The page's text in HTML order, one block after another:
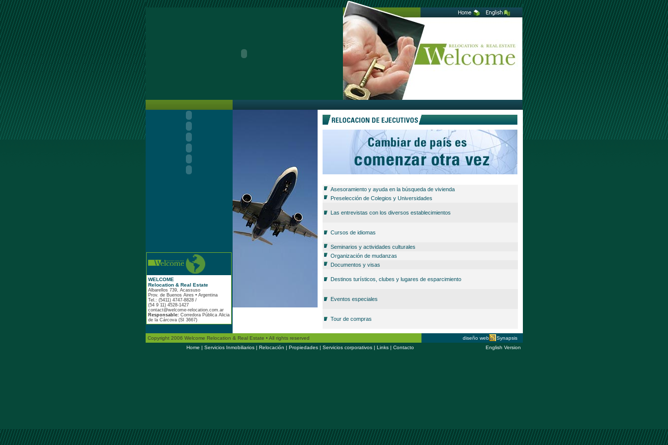
Asesoramiento y ayuda en la búsqueda de vivienda
Preselección de Colegios y Universidades
Las entrevistas con los diversos establecimientos
Cursos de idiomas
Seminarios y actividades culturales
Organización de mudanzas
Documentos y visas
Destinos turísticos, clubes y lugares de esparcimiento
Eventos especiales
Tour de compras
WELCOME
Relocation & Real Estate
Albarellos 739, Acassuso
Prov. de Buenos Aires • Argentina
Tel.: (5411) 4747-8828 /
(54 9 11) 4528-1427
contact@welcome-relocation.com.ar
Responsable: Corredora Pública Alicia
de la Cárcova (SI 3667)
Copyright 2006 Welcome Relocation & Real Estate • All rights reserved diseño web
Synapsis
Home | Servicios Inmobiliarios | Relocación | Propiedades | Servicios corporativos | Links | Contacto English Version